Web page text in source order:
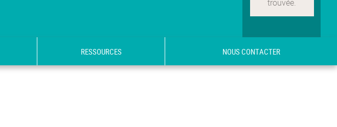
RESSOURCES NOUS CONTACTER